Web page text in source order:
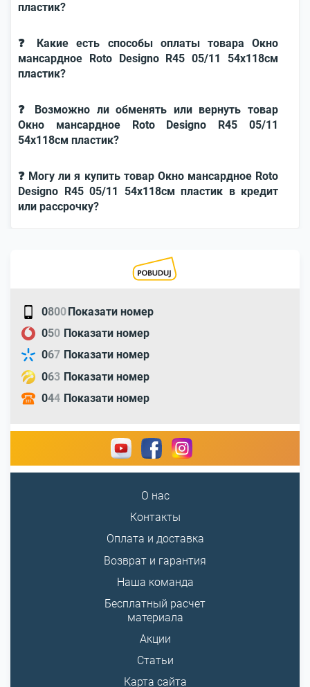
пластик?
❓ Какие есть способы оплаты товара Окно
мансардное Roto Designo R45 05/11 54x118см
пластик?
❓ Возможно ли обменять или вернуть товар
Окно мансардное Roto Designo R45 05/11
54x118см пластик?
❓ Могу ли я купить товар Окно мансардное Roto
Designo R45 05/11 54x118см пластик в кредит
или рассрочку?
0800Показати номер
050 Показати номер
067 Показати номер
063 Показати номер
044 Показати номер
О нас
Контакты
Оплата и доставка
Возврат и гарантия
Наша команда
Бесплатный расчет
материала
Акции
Статьи
Карта сайта